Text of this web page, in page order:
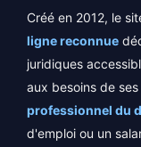
Créé en 2012, le
ligne reconnue
juridiques
aux besoins de
professionnel du
d'emploi ou un